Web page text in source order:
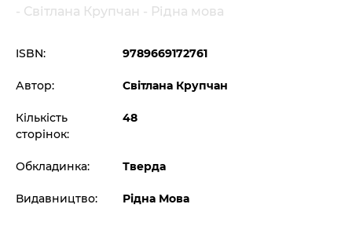
- Світлана Крупчан - Рідна мова
ISBN: 9789669172761
Автор: Світлана Крупчан
Кількість
сторінок:
48
Обкладинка: Тверда
Видавництво: Рідна Мова